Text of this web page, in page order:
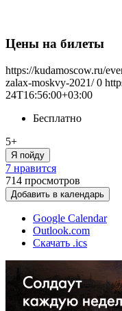
Цены на билеты
https://kudamoscow.ru/
zalax-moskvy-2021/ 0
24T16:56:00+03:00
Бесплатно
5+
Я пойду
7 нравится
714 просмотров
Добавить в календарь
Google Calendar
Outlook.com
Скачать .ics